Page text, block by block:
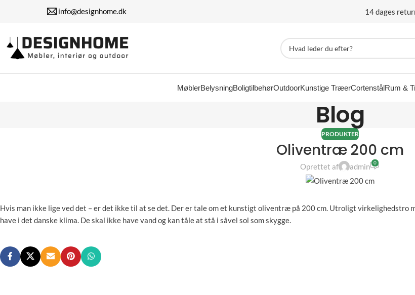
info@designhome.dk 14 dages
MøblerBelysningBoligtilbehørOutdoorKunstige TræerCortenstålRum &
Blog
PRODUKTER
Oliventræ 200 cm
Oprettet af admin 0
Hvis man ikke lige ved det – er det ikke til at se det. Der er tale om et kunstigt oliventræ på 200 cm. Utroligt
have i det danske klima. De skal ikke have vand og kan tåle at stå i såvel sol som skygge.